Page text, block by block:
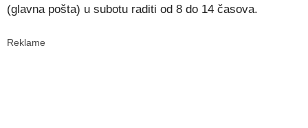
(glavna pošta) u subotu raditi od 8 do 14 časova.
Reklame